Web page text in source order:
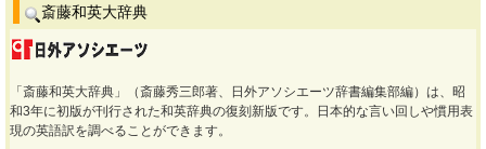
斎藤和英大辞典
「斎藤和英大辞典」（斎藤秀三郎著、日外アソシエーツ辞書編集部編）は、昭
和3年に初版が刊行された和英辞典の復刻新版です。日本的な言い回しや慣用表
現の英語訳を調べることができます。